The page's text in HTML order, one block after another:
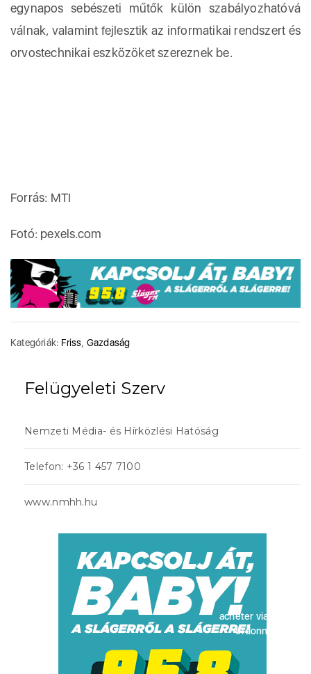
egynapos sebészeti műtők külön szabályozhatóvá
válnak, valamint fejlesztik az informatikai rendszert és
orvostechnikai eszközöket szereznek be.
Forrás: MTI
Fotó: pexels.com
Kategóriák: Friss Gazdaság
Felügyeleti Szerv
Nemzeti Média- és Hírközlési Hatóság
Telefon: +36 1 457 7100
www.nmhh.hu
acheter viagra sans
ordonnance